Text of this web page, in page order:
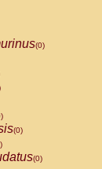
(0)
(0)
(0)